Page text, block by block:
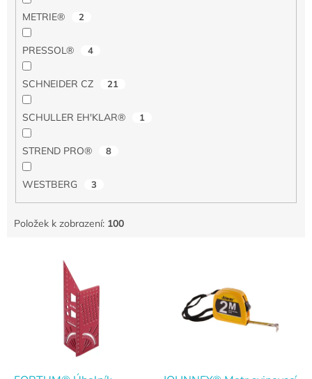
METRIE® 2
PRESSOL® 4
SCHNEIDER CZ 21
SCHULLER EH'KLAR® 1
STREND PRO® 8
WESTBERG 3
Položek k zobrazení: 100